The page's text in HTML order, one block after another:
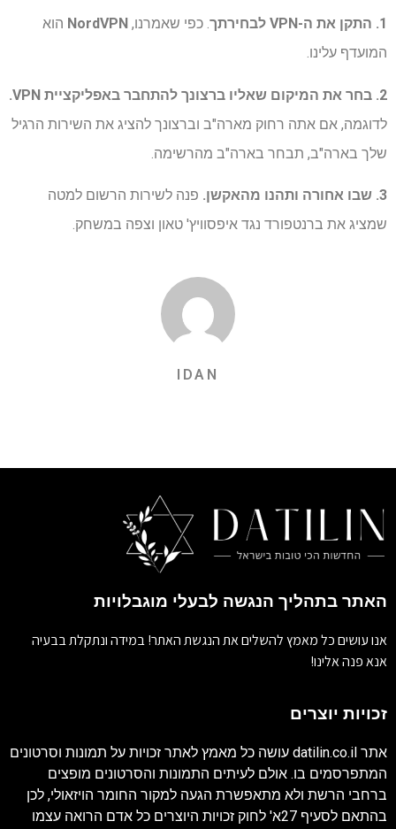
1. התקן את ה-VPN לבחירתך . כפי שאמרנו, NordVPN הוא
המועדף עלינו.
2. בחר את המיקום שאליו ברצונך להתחבר באפליקציית VPN.
לדוגמה, אם אתה רחוק מארה"ב וברצונך להציג את השירות הרגיל
שלך בארה"ב, תבחר בארה"ב מהרשימה.
3. שבו אחורה ותהנו מהאקשן.
פנה לשירות הרשום למטה
שמציג את ברנטפורד נגד איפסוויץ' טאון וצפה במשחק.
IDAN
האתר בתהליך הנגשה לבעלי מוגבלויות
אנו עושים כל מאמץ להשלים את הנגשת האתר! במידה ונתקלת בבעיה
אנא פנה אלינו!
זכויות יוצרים
אתר datilin.co.il עושה כל מאמץ לאתר זכויות על תמונות וסרטונים
המתפרסמים בו. אולם לעיתים התמונות והסרטונים מופצים
ברחבי הרשת ולא מתאפשרת הגעה למקור החומר הויזאולי, לכן
בהתאם לסעיף 27א' לחוק זכויות היוצרים כל אדם הרואה עצמו